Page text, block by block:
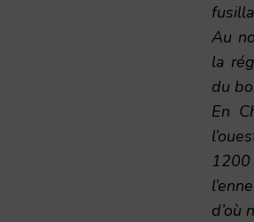
Au
la
du
En
d’où